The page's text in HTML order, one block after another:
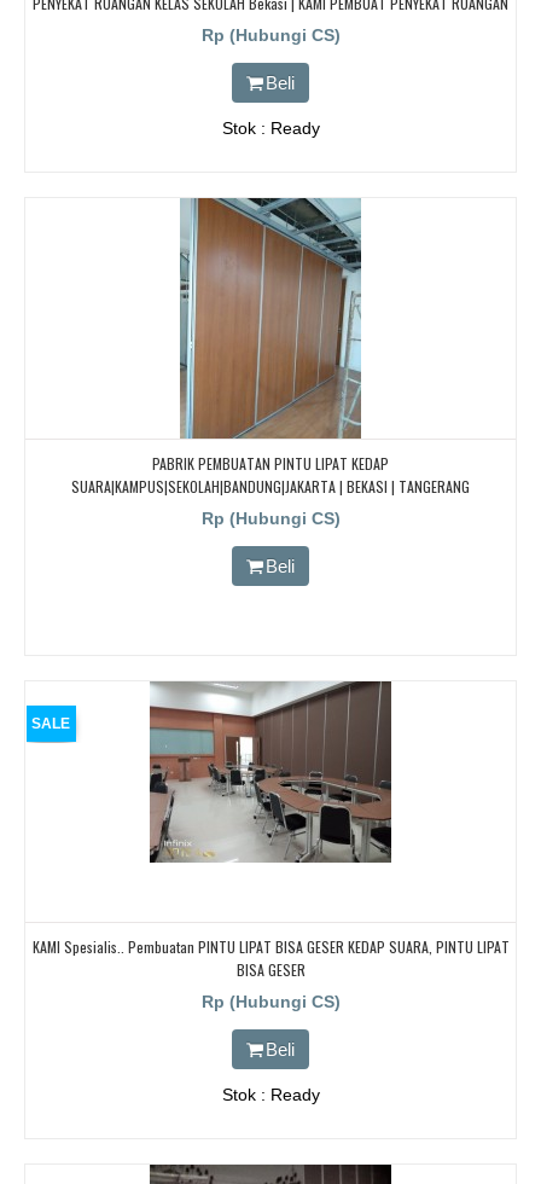
KELAS SEKOLAH Bekasi | KAMI PEMBUAT PENYEKAT RUANGAN KELAS SEKOLAH
Rp (Hubungi CS)
Beli
Stok : Ready
PABRIK PEMBUATAN PINTU LIPAT KEDAP
SUARA|KAMPUS|SEKOLAH|BANDUNG|JAKARTA | BEKASI | TANGERANG
Rp (Hubungi CS)
Beli
SALE
KAMI Spesialis.. Pembuatan PINTU LIPAT BISA GESER KEDAP SUARA, PINTU LIPAT
BISA GESER
Rp (Hubungi CS)
Beli
Stok : Ready